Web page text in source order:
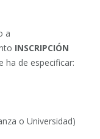
a
INSCRIPCIÓN
ha de especificar:
o Universidad)